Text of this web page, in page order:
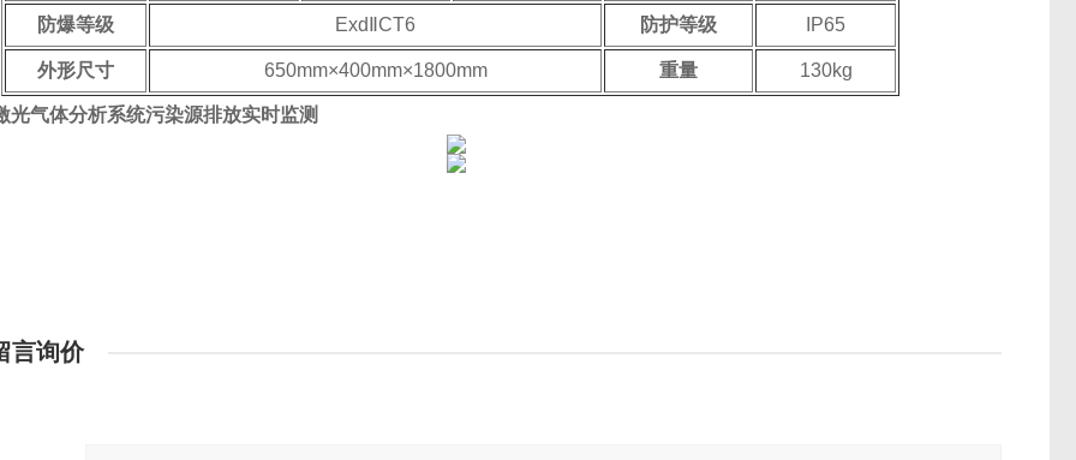
防爆等级 ExdⅡCT6 防护等级 IP65
外形尺寸 650mm×400mm×1800mm 重量 130kg
光气体分析系统污染源排放实时监测
言询价